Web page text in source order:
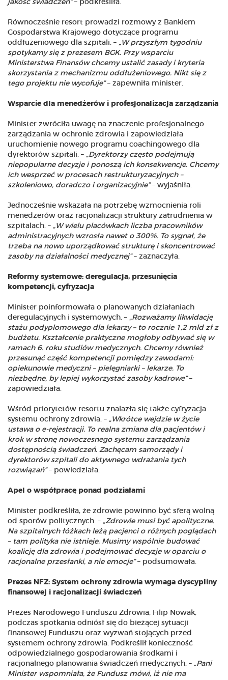
jakość świadczeń”– podkreśliła.
Równocześnie resort prowadzi rozmowy z Bankiem
Gospodarstwa Krajowego dotyczące programu
oddłużeniowego dla szpitali. – „W przyszłym tygodniu
spotykamy się z prezesem BGK. Przy wsparciu
Ministerstwa Finansów chcemy ustalić zasady i kryteria
skorzystania z mechanizmu oddłużeniowego. Nikt się z
tego projektu nie wycofuje”– zapewniła minister.
Wsparcie dla menedżerów i profesjonalizacja zarządzania
Minister zwróciła uwagę na znaczenie profesjonalnego
zarządzania w ochronie zdrowia i zapowiedziała
uruchomienie nowego programu coachingowego dla
dyrektorów szpitali. – „Dyrektorzy często podejmują
niepopularne decyzje i ponoszą ich konsekwencje. Chcemy
ich wesprzeć w procesach restrukturyzacyjnych –
szkoleniowo, doradczo i organizacyjnie”– wyjaśniła.
Jednocześnie wskazała na potrzebę wzmocnienia roli
menedżerów oraz racjonalizacji struktury zatrudnienia w
szpitalach. – „W wielu placówkach liczba pracowników
administracyjnych wzrosła nawet o 300%. To sygnał, że
trzeba na nowo uporządkować strukturę i skoncentrować
zasoby na działalności medycznej”– zaznaczyła.
Reformy systemowe: deregulacja, przesunięcia
kompetencji, cyfryzacja
Minister poinformowała o planowanych działaniach
deregulacyjnych i systemowych. – „Rozważamy likwidację
stażu podyplomowego dla lekarzy – to rocznie 1,2 mld zł z
budżetu. Kształcenie praktyczne mogłoby odbywać się w
ramach 6. roku studiów medycznych. Chcemy również
przesunąć część kompetencji pomiędzy zawodami:
opiekunowie medyczni – pielęgniarki – lekarze. To
niezbędne, by lepiej wykorzystać zasoby kadrowe”–
zapowiedziała.
Wśród priorytetów resortu znalazła się także cyfryzacja
systemu ochrony zdrowia. – „Wkrótce wejdzie w życie
ustawa o e-rejestracji. To realna zmiana dla pacjentów i
krok w stronę nowoczesnego systemu zarządzania
dostępnością świadczeń. Zachęcam samorządy i
dyrektorów szpitali do aktywnego wdrażania tych
rozwiązań”– powiedziała.
Apel o współpracę ponad podziałami
Minister podkreśliła, że zdrowie powinno być sferą wolną
od sporów politycznych. – „Zdrowie musi być apolityczne.
Na szpitalnych łóżkach leżą pacjenci o różnych poglądach
– tam polityka nie istnieje. Musimy wspólnie budować
koalicję dla zdrowia i podejmować decyzje w oparciu o
racjonalne przesłanki, a nie emocje”– podsumowała.
Prezes NFZ: System ochrony zdrowia wymaga dyscypliny
finansowej i racjonalizacji świadczeń
Prezes Narodowego Funduszu Zdrowia, Filip Nowak,
podczas spotkania odniósł się do bieżącej sytuacji
finansowej Funduszu oraz wyzwań stojących przed
systemem ochrony zdrowia. Podkreślił konieczność
odpowiedzialnego gospodarowania środkami i
racjonalnego planowania świadczeń medycznych. – „Pani
Minister wspomniała, że Fundusz mówi, iż nie ma